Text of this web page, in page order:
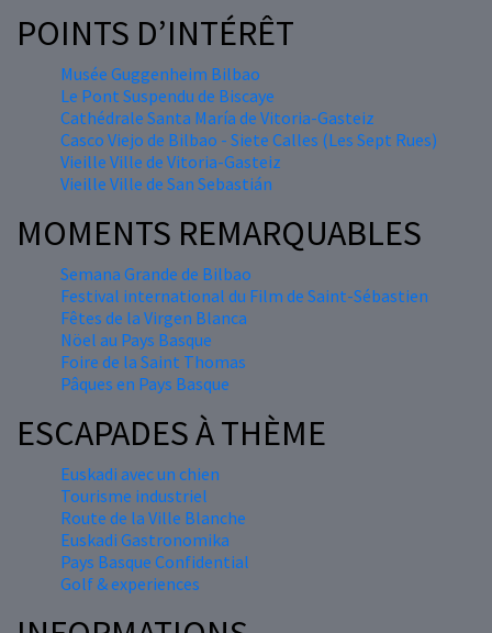
POINTS D’INTÉRÊT
Musée Guggenheim Bilbao
Le Pont Suspendu de Biscaye
Cathédrale Santa María de Vitoria-Gasteiz
Casco Viejo de Bilbao - Siete Calles (Les Sept Rues)
Vieille Ville de Vitoria-Gasteiz
Vieille Ville de San Sebastián
MOMENTS REMARQUABLES
Semana Grande de Bilbao
Festival international du Film de Saint-Sébastien
Fêtes de la Virgen Blanca
Nöel au Pays Basque
Foire de la Saint Thomas
Pâques en Pays Basque
ESCAPADES À THÈME
Euskadi avec un chien
Tourisme industriel
Route de la Ville Blanche
Euskadi Gastronomika
Pays Basque Confidential
Golf & experiences